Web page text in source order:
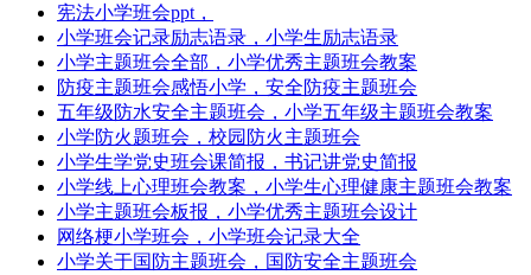
宪法小学班会ppt，
小学班会记录励志语录，小学生励志语录
小学主题班会全部，小学优秀主题班会教案
防疫主题班会感悟小学，安全防疫主题班会
五年级防水安全主题班会，小学五年级主题班会教案
小学防火题班会，校园防火主题班会
小学生学党史班会课简报，书记讲党史简报
小学线上心理班会教案，小学生心理健康主题班会教案
小学主题班会板报，小学优秀主题班会设计
网络梗小学班会，小学班会记录大全
小学关于国防主题班会，国防安全主题班会